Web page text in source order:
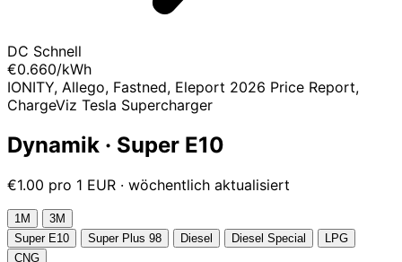
DC Schnell
€0.660/kWh
IONITY, Allego, Fastned, Eleport 2026 Price Report,
ChargeViz Tesla Supercharger
Dynamik · Super E10
€1.00 pro 1 EUR · wöchentlich aktualisiert
1М
3М
Super E10
Super Plus 98 Diesel Diesel Special
LPG
CNG